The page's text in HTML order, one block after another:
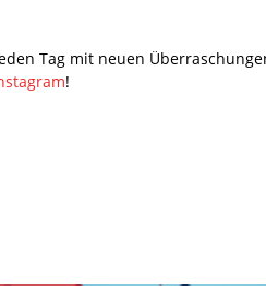
Tag mit neuen
!